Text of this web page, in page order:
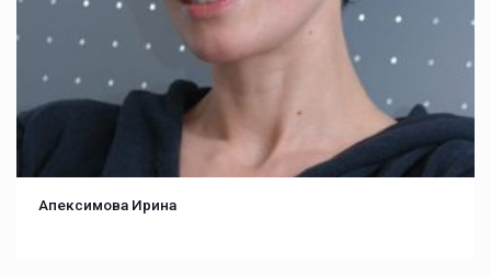
Апексимова Ирина